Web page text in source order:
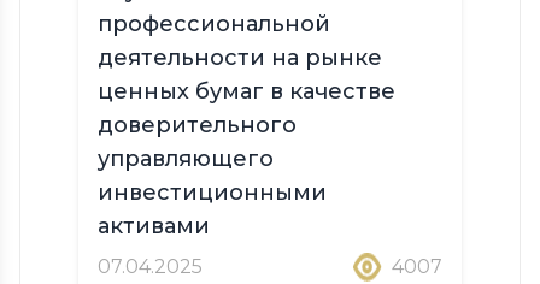
профессиональной
деятельности на рынке
ценных бумаг в качестве
доверительного
управляющего
инвестиционными
активами
07.04.2025 4007